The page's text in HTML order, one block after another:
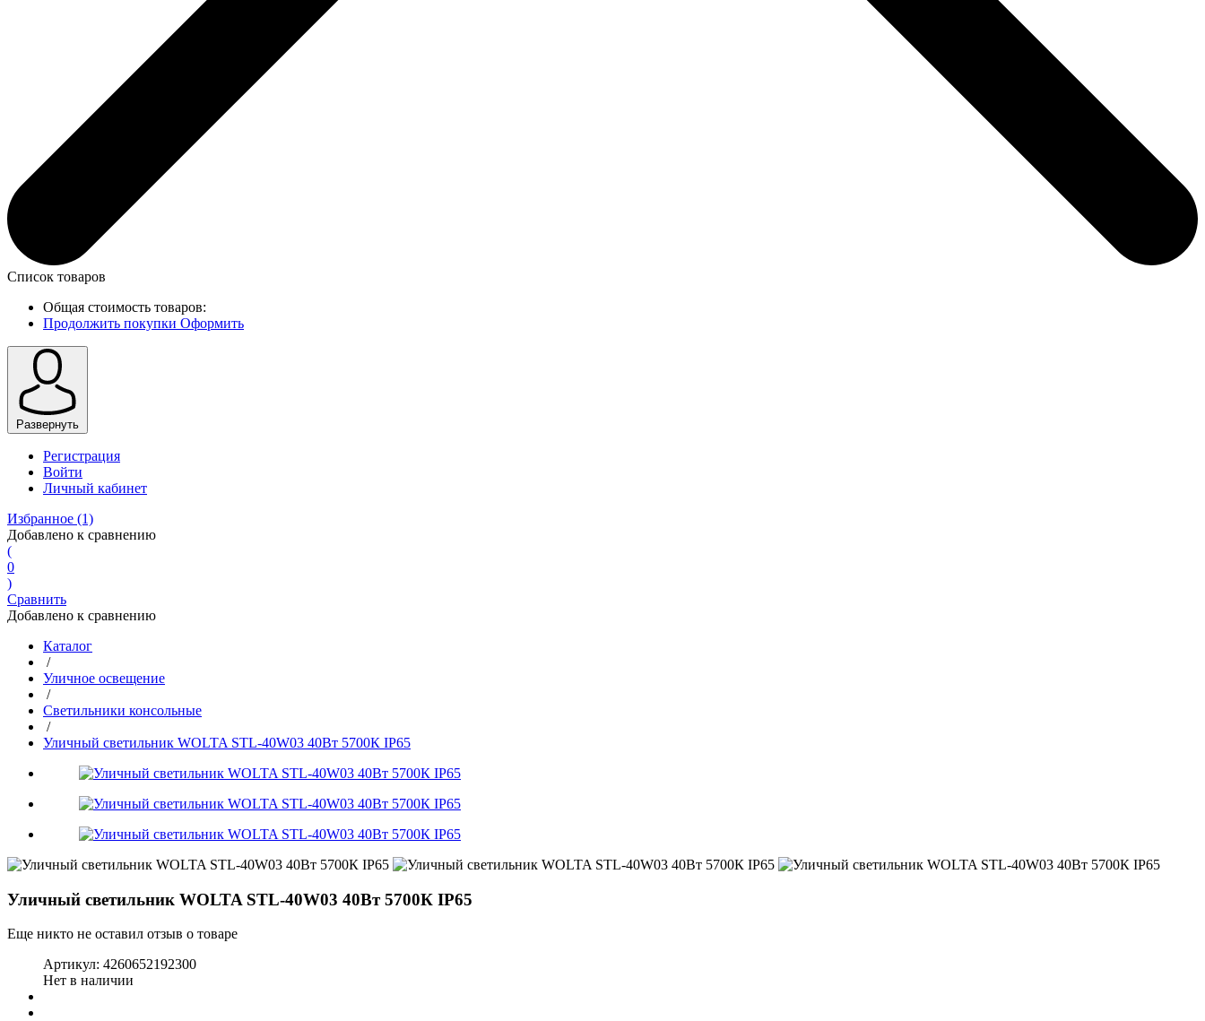
Список товаров
Общая стоимость товаров:
Продолжить покупки Оформить
Развернуть
Регистрация
Войти
Личный кабинет
Избранное (1)
Добавлено к сравнению
(
0
)
Сравнить
Добавлено к сравнению
Каталог
/
Уличное освещение
/
Светильники консольные
/
Уличный светильник WOLTA STL-40W03 40Вт 5700К IP65
Уличный светильник WOLTA STL-40W03 40Вт 5700К IP65
Еще никто не оставил отзыв о товаре
Артикул: 4260652192300
Нет в наличии